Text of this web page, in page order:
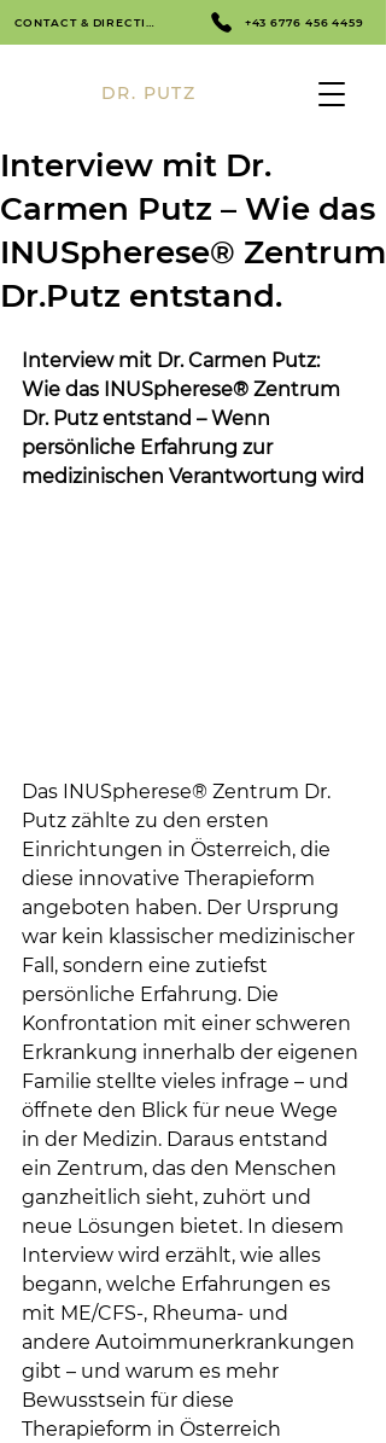
DR. PUTZ
+43 6776 456 4459
Interview mit Dr.
Carmen Putz – Wie das
INUSpherese® Zentrum
Dr.Putz entstand.
Interview mit Dr. Carmen Putz:
Wie das INUSpherese® Zentrum
Dr. Putz entstand – Wenn
persönliche Erfahrung zur
medizinischen Verantwortung wird
Das INUSpherese® Zentrum Dr.
Putz zählte zu den ersten
Einrichtungen in Österreich, die
diese innovative Therapieform
angeboten haben. Der Ursprung
war kein klassischer medizinischer
Fall, sondern eine zutiefst
persönliche Erfahrung. Die
Konfrontation mit einer schweren
Erkrankung innerhalb der eigenen
Familie stellte vieles infrage – und
öffnete den Blick für neue Wege
in der Medizin. Daraus entstand
ein Zentrum, das den Menschen
ganzheitlich sieht, zuhört und
neue Lösungen bietet. In diesem
Interview wird erzählt, wie alles
begann, welche Erfahrungen es
mit ME/CFS-, Rheuma- und
andere Autoimmunerkrankungen
gibt – und warum es mehr
Bewusstsein für diese
Therapieform in Österreich